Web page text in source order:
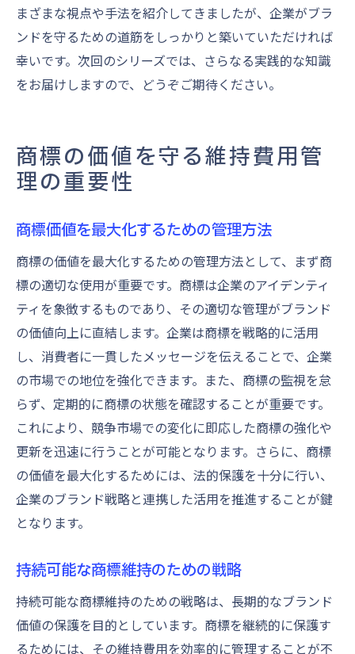
まざまな視点や手法を紹介してきましたが、企業がブラ
ンドを守るための道筋をしっかりと築いていただければ
幸いです。次回のシリーズでは、さらなる実践的な知識
をお届けしますので、どうぞご期待ください。
商標の価値を守る維持費用管
理の重要性
商標価値を最大化するための管理方法
商標の価値を最大化するための管理方法として、まず商
標の適切な使用が重要です。商標は企業のアイデンティ
ティを象徴するものであり、その適切な管理がブランド
の価値向上に直結します。企業は商標を戦略的に活用
し、消費者に一貫したメッセージを伝えることで、企業
の市場での地位を強化できます。また、商標の監視を怠
らず、定期的に商標の状態を確認することが重要です。
これにより、競争市場での変化に即応した商標の強化や
更新を迅速に行うことが可能となります。さらに、商標
の価値を最大化するためには、法的保護を十分に行い、
企業のブランド戦略と連携した活用を推進することが鍵
となります。
持続可能な商標維持のための戦略
持続可能な商標維持のための戦略は、長期的なブランド
価値の保護を目的としています。商標を継続的に保護す
るためには、その維持費用を効率的に管理することが不